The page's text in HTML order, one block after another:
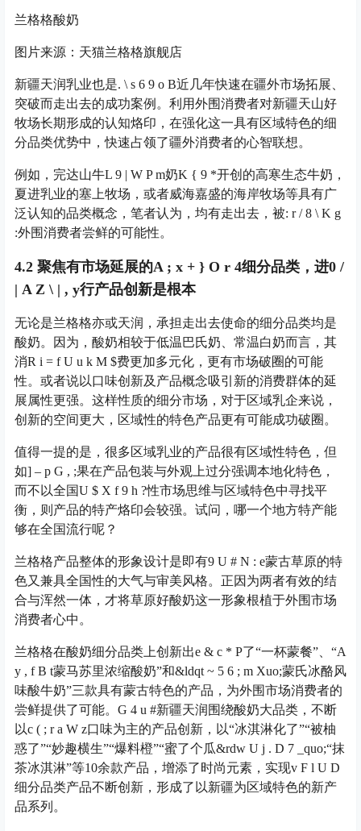
兰格格酸奶
图片来源：天猫兰格格旗舰店
新疆天润乳业也是. \ s 6 9 o B近几年快速在疆外市场拓展、
突破而走出去的成功案例。利用外围消费者对新疆天山好
牧场长期形成的认知烙印，在强化这一具有区域特色的细
分品类优势中，快速占领了疆外消费者的心智联想。
例如，完达山牛L 9 | W P m奶K { 9 *开创的高寒生态牛奶，
夏进乳业的塞上牧场，或者威海嘉盛的海岸牧场等具有广
泛认知的品类概念，笔者认为，均有走出去，被: r / 8 \ K g
:外围消费者尝鲜的可能性。
4.2 聚焦有市场延展的A ; x + } O r 4细分品类，进0 /
| A Z \ | , y行产品创新是根本
无论是兰格格亦或天润，承担走出去使命的细分品类均是
酸奶。因为，酸奶相较于低温巴氏奶、常温白奶而言，其
消R i = f U u k M $费更加多元化，更有市场破圈的可能
性。或者说以口味创新及产品概念吸引新的消费群体的延
展属性更强。这样性质的细分市场，对于区域乳企来说，
创新的空间更大，区域性的特色产品更有可能成功破圈。
值得一提的是，很多区域乳业的产品很有区域性特色，但
如] – p G , ;果在产品包装与外观上过分强调本地化特色，
而不以全国U $ X f 9 h ?性市场思维与区域特色中寻找平
衡，则产品的特产烙印会较强。试问，哪一个地方特产能
够在全国流行呢？
兰格格产品整体的形象设计是即有9 U # N : e蒙古草原的特
色又兼具全国性的大气与审美风格。正因为两者有效的结
合与浑然一体，才将草原好酸奶这一形象根植于外围市场
消费者心中。
兰格格在酸奶细分品类上创新出e & c * P了“一杯蒙餐”、“A
y , f B t蒙马苏里浓缩酸奶”和&ldqt ~ 5 6 ; m Xuo;蒙氏冰酪风
味酸牛奶”三款具有蒙古特色的产品，为外围市场消费者的
尝鲜提供了可能。 G 4 u #新疆天润围绕酸奶大品类，不断
以c ( ; r a W z口味为主的产品创新，以“冰淇淋化了”“被柚
惑了”“妙趣横生”“爆料橙”“蜜了个瓜&rdw U j . D 7 _ quo;“抹
茶冰淇淋”等10余款产品，增添了时尚元素，实现v F l U D
细分品类产品不断创新，形成了以新疆为区域特色的新产
品系列。